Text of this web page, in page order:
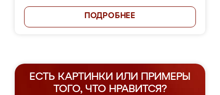
ПОДРОБНЕЕ
ЕСТЬ КАРТИНКИ ИЛИ ПРИМЕРЫ
ТОГО, ЧТО НРАВИТСЯ?